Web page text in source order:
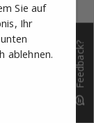
Löcher,
Sie auf
Ihr
ablehnen.
Feedback?